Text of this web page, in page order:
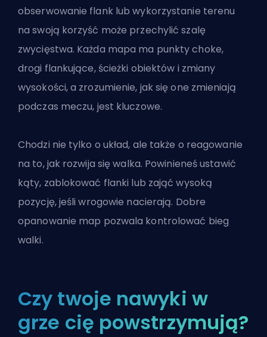
obserwowanie flank lub wykorzystanie terenu
na swoją korzyść może przechylić szalę
zwycięstwa. Każda mapa ma punkty choke,
drogi flankujące, ścieżki obiektów i zmiany
wysokości, a zrozumienie, jak się one zmieniają
podczas meczu, jest kluczowe.
Chodzi nie tylko o układ, ale także o reagowanie
na to, jak rozwija się walka. Powinieneś ustawić
kąty, zablokować flanki lub zająć wysoką
pozycję, jeśli wrogowie nacierają. Dobre
opanowanie map pozwala kontrolować bieg
walki.
Czy twoje nawyki w
grze cię powstrzymują?